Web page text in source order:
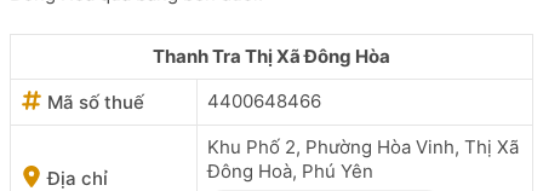
Thanh Tra Thị Xã Đông Hòa
Mã số thuế
4400648466
Địa chỉ
Khu Phố 2, Phường Hòa Vinh, Thị Xã
Đông Hoà, Phú Yên